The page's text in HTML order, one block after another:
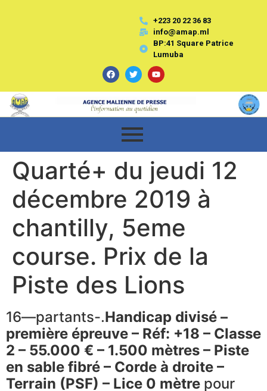
+223 20 22 36 83
info@amap.ml
BP:41 Square Patrice
Lumuba
Quarté+ du jeudi 12
décembre 2019 à
chantilly, 5eme
course. Prix de la
Piste des Lions
16—partants-.Handicap divisé –
première épreuve – Réf: +18 – Classe
2 – 55.000 € – 1.500 mètres – Piste
en sable fibré – Corde à droite –
Terrain (PSF) – Lice 0 mètre pour